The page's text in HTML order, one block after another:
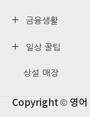
금융생활
일상 꿀팁
상설 매장
Copyright © 영어